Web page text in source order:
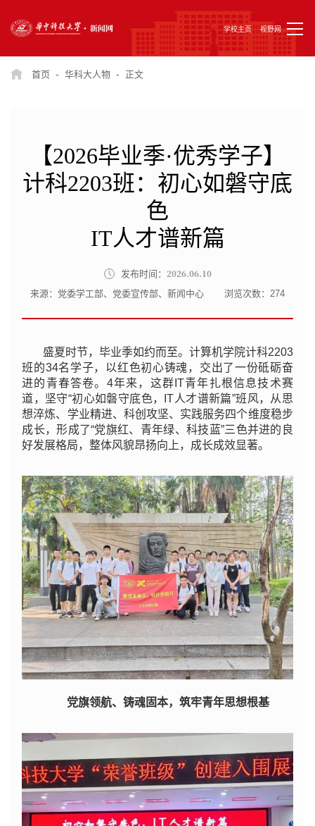
学校主页 视野网
首页 - 华科大人物 - 正文
【2026毕业季·优秀学子】
计科2203班：初心如磐守底
色
IT人才谱新篇
发布时间： 2026.06.10
来源：党委学工部、党委宣传部、新闻中心 浏览次数： 274
盛夏时节，毕业季如约而至。计算机学院计科2203
班的34名学子，以红色初心铸魂，交出了一份砥砺奋
进的青春答卷。4年来，这群IT青年扎根信息技术赛
道，坚守“初心如磐守底色，IT人才谱新篇”班风，从思
想淬炼、学业精进、科创攻坚、实践服务四个维度稳步
成长，形成了“党旗红、青年绿、科技蓝”三色并进的良
好发展格局，整体风貌昂扬向上，成长成效显著。
党旗领航、铸魂固本，筑牢青年思想根基